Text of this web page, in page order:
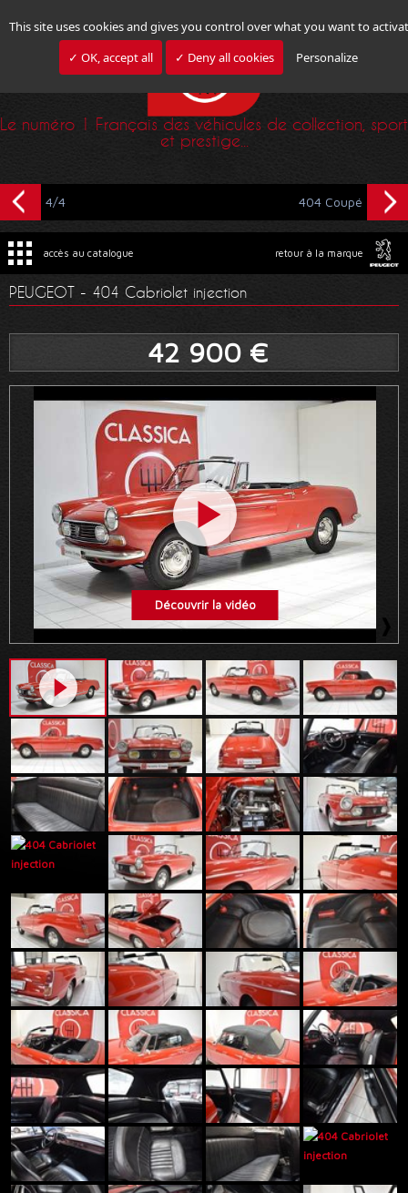
This site uses cookies and gives you control over what you want to
✓ OK, accept all
✓ Deny all cookies Personalize
Le numéro 1 Français des véhicules de collection, sport
et prestige...
4/4
accès au catalogue retour à la marque
404 Coupé
PEUGEOT - 404 Cabriolet injection
42 900 €
Découvrir la vidéo